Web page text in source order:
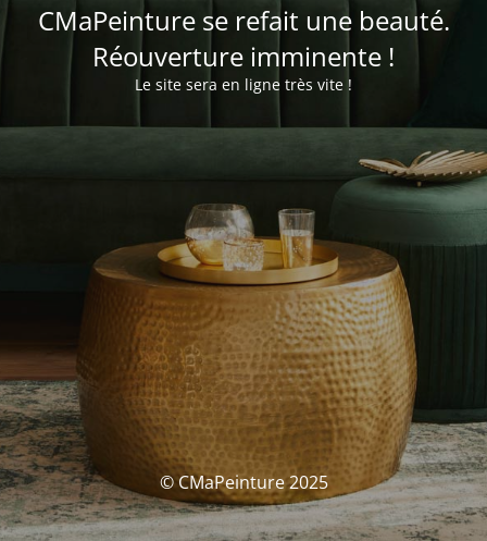
CMaPeinture se refait une beauté.
Réouverture imminente !
Le site sera en ligne très vite !
© CMaPeinture 2025